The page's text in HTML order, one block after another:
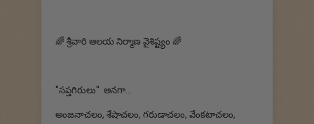
🌈 శ్రీవారి ఆలయ నిర్మాణ వైశిష్ట్యం 🌈
"సప్తగిరులు" అనగా.‌..
అంజనాచలం, శేషాచలం, గరుడాచలం, వేంకటాచలం,